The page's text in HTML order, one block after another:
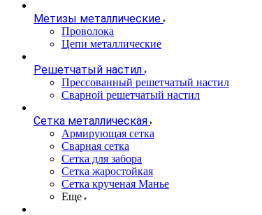
Метизы металлические
Проволока
Цепи металлические
Решетчатый настил
Прессованный решетчатый настил
Сварной решетчатый настил
Сетка металлическая
Армирующая сетка
Сварная сетка
Сетка для забора
Сетка жаростойкая
Сетка крученая Манье
Еще